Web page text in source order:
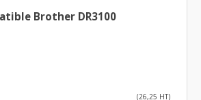
Brother DR3100
(26,25 HT)